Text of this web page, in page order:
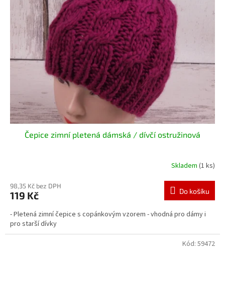
Čepice zimní pletená dámská / dívčí ostružinová
Skladem (1 ks)
98,35 Kč bez DPH
119 Kč Do košíku
- Pletená zimní čepice s copánkovým vzorem - vhodná pro dámy i
pro starší dívky
Kód: 59472